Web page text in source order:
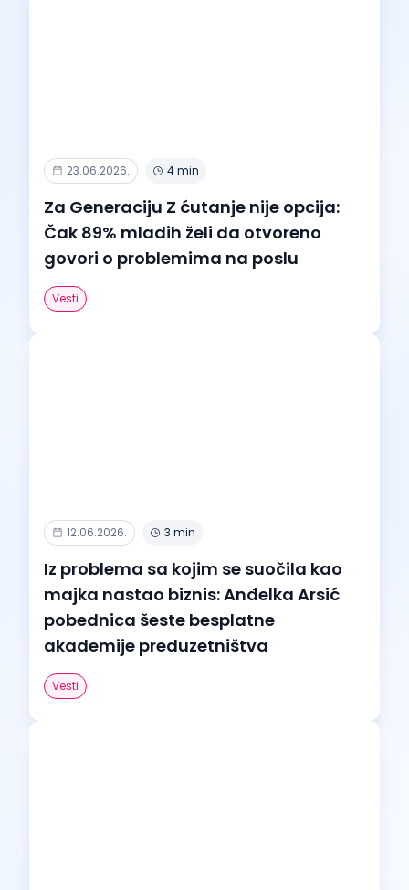
23.06.2026. 4 min
Za Generaciju Z ćutanje nije opcija:
Čak 89% mladih želi da otvoreno
govori o problemima na poslu
Vesti
12.06.2026. 3 min
Iz problema sa kojim se suočila kao
majka nastao biznis: Anđelka Arsić
pobednica šeste besplatne
akademije preduzetništva
Vesti